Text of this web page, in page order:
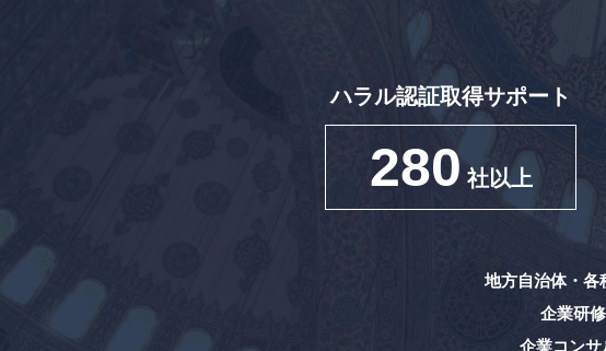
ハラル認証取得サポート
280 社以上
地方自治体・
企業研
企業コン